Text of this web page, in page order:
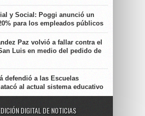
y Social: Poggi anunció un
para los empleados públicos
Paz volvió a fallar contra el
Luis en medio del pedido de
defendió a las Escuelas
al actual sistema educativo
DIGITAL DE NOTICIAS